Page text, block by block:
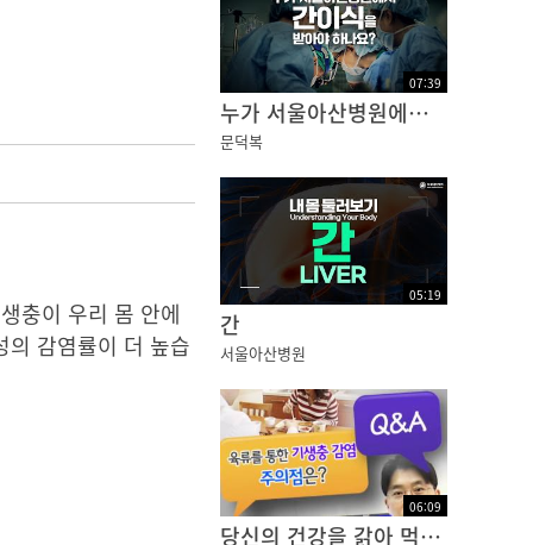
충이 우리 몸 안에
의 감염률이 더 높습
07:39
누가 서울아산병원에서 간이식을 받아야 하나요? | 건강플러스
문덕복
05:19
간
서울아산병원
06:09
당신의 건강을 갉아 먹는 기생충